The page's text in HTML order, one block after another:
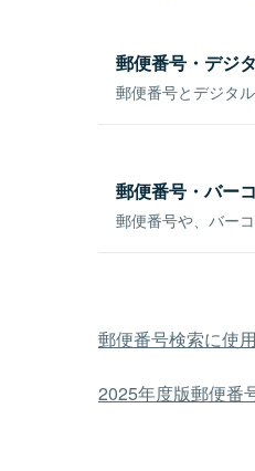
郵便番号・デジ
郵便番号とデジタ
郵便番号・バー
郵便番号や、バー
郵便番号検索に使
2025年度版郵便番